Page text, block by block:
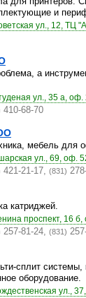
и
ул., 12, ТЦ
а
ул., 35 а, оф.
410-68-70
мебель для
ул., 69, оф.
421-21-17, (831)
катриджей.
проспект, 16
257-81-24, (831)
сплит
оборудование.
ул.,